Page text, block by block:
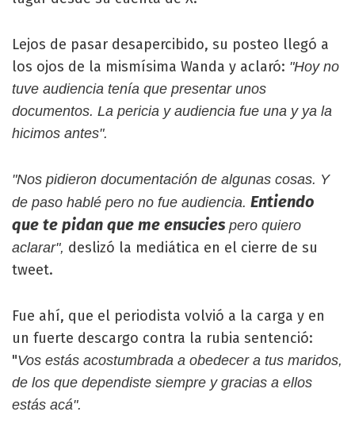
Lejos de pasar desapercibido, su posteo llegó a
los ojos de la mismísima Wanda y aclaró: "Hoy no
tuve audiencia tenía que presentar unos
documentos. La pericia y audiencia fue una y ya la
hicimos antes".
"Nos pidieron documentación de algunas cosas. Y
de paso hablé pero no fue audiencia. Entiendo
que te pidan que me ensucies pero quiero
aclarar", deslizó la mediática en el cierre de su
tweet.
Fue ahí, que el periodista volvió a la carga y en
un fuerte descargo contra la rubia sentenció:
"Vos estás acostumbrada a obedecer a tus maridos,
de los que dependiste siempre y gracias a ellos
estás acá".